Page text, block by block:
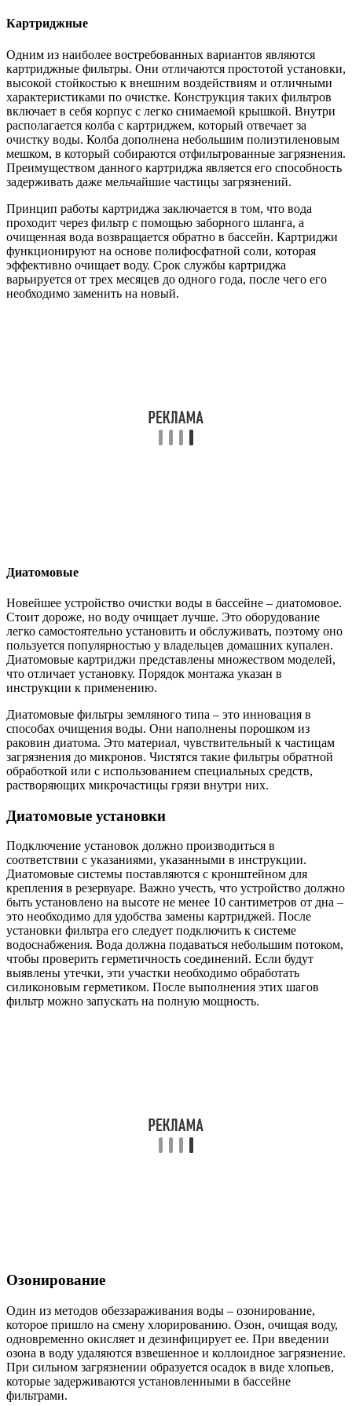
Картриджные
Одним из наиболее востребованных вариантов являются
картриджные фильтры. Они отличаются простотой установки,
высокой стойкостью к внешним воздействиям и отличными
характеристиками по очистке. Конструкция таких фильтров
включает в себя корпус с легко снимаемой крышкой. Внутри
располагается колба с картриджем, который отвечает за
очистку воды. Колба дополнена небольшим полиэтиленовым
мешком, в который собираются отфильтрованные загрязнения.
Преимуществом данного картриджа является его способность
задерживать даже мельчайшие частицы загрязнений.
Принцип работы картриджа заключается в том, что вода
проходит через фильтр с помощью заборного шланга, а
очищенная вода возвращается обратно в бассейн. Картриджи
функционируют на основе полифосфатной соли, которая
эффективно очищает воду. Срок службы картриджа
варьируется от трех месяцев до одного года, после чего его
необходимо заменить на новый.
Диатомовые
Новейшее устройство очистки воды в бассейне – диатомовое.
Стоит дороже, но воду очищает лучше. Это оборудование
легко самостоятельно установить и обслуживать, поэтому оно
пользуется популярностью у владельцев домашних купален.
Диатомовые картриджи представлены множеством моделей,
что отличает установку. Порядок монтажа указан в
инструкции к применению.
Диатомовые фильтры земляного типа – это инновация в
способах очищения воды. Они наполнены порошком из
раковин диатома. Это материал, чувствительный к частицам
загрязнения до микронов. Чистятся такие фильтры обратной
обработкой или с использованием специальных средств,
растворяющих микрочастицы грязи внутри них.
Диатомовые установки
Подключение установок должно производиться в
соответствии с указаниями, указанными в инструкции.
Диатомовые системы поставляются с кронштейном для
крепления в резервуаре. Важно учесть, что устройство должно
быть установлено на высоте не менее 10 сантиметров от дна –
это необходимо для удобства замены картриджей. После
установки фильтра его следует подключить к системе
водоснабжения. Вода должна подаваться небольшим потоком,
чтобы проверить герметичность соединений. Если будут
выявлены утечки, эти участки необходимо обработать
силиконовым герметиком. После выполнения этих шагов
фильтр можно запускать на полную мощность.
Озонирование
Один из методов обеззараживания воды – озонирование,
которое пришло на смену хлорированию. Озон, очищая воду,
одновременно окисляет и дезинфицирует ее. При введении
озона в воду удаляются взвешенное и коллоидное загрязнение.
При сильном загрязнении образуется осадок в виде хлопьев,
которые задерживаются установленными в бассейне
фильтрами.